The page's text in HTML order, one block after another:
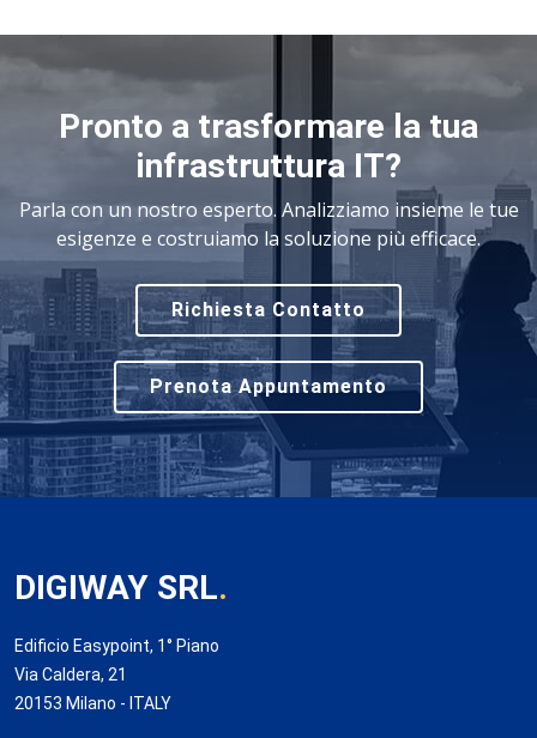
Pronto a trasformare la tua
infrastruttura IT?
Parla con un nostro esperto. Analizziamo insieme le tue
esigenze e costruiamo la soluzione più efficace.
Richiesta Contatto
Prenota Appuntamento
DIGIWAY SRL.
Edificio Easypoint, 1° Piano
Via Caldera, 21
20153 Milano - ITALY